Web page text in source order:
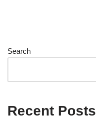
Search
Recent Posts